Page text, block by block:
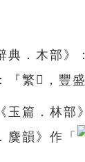
典．木部》
繁𣟒，豐
篇．林部
麌韻》作「